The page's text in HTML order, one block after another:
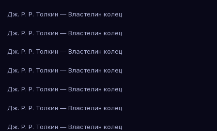
Дж. Р. Р. Толкин — Властелин колец
Дж. Р. Р. Толкин — Властелин колец
Дж. Р. Р. Толкин — Властелин колец
Дж. Р. Р. Толкин — Властелин колец
Дж. Р. Р. Толкин — Властелин колец
Дж. Р. Р. Толкин — Властелин колец
Дж. Р. Р. Толкин — Властелин колец